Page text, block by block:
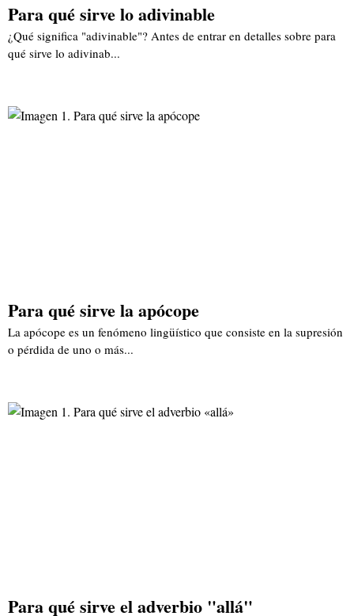
Para qué sirve lo adivinable
¿Qué significa "adivinable"? Antes de entrar en detalles sobre para
qué sirve lo adivinab...
Para qué sirve la apócope
La apócope es un fenómeno lingüístico que consiste en la supresión
o pérdida de uno o más...
Para qué sirve el adverbio "allá"